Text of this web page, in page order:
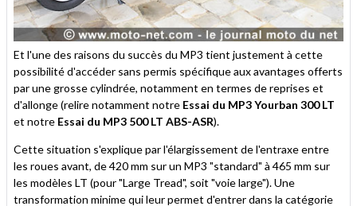
Et l'une des raisons du succès du MP3 tient justement à cette
possibilité d'accéder sans permis spécifique aux avantages offerts
par une grosse cylindrée, notamment en termes de reprises et
d'allonge (relire notamment notre Essai du MP3 Yourban 300 LT
et notre Essai du MP3 500 LT ABS-ASR).
Cette situation s'explique par l'élargissement de l'entraxe entre
les roues avant, de 420 mm sur un MP3 "standard" à 465 mm sur
les modèles LT (pour "Large Tread", soit "voie large"). Une
transformation minime qui leur permet d'entrer dans la catégorie